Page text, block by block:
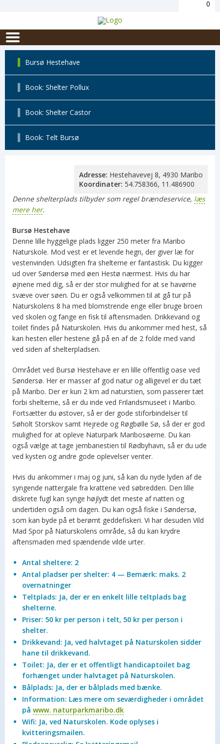
0
Bursø Hestehave
Book: Shelter Pollux
Book: Shelter Castor
Book: Telt Bursø
Adresse: Hestehavevej 8, 4930 Maribo
Koordinater: 54.758366, 11.486900
Denne shelterplads tilbyder som regel brændeservice, læs
mere her.
Bursø Hestehave
Denne lille hyggelige plads ligger 250 meter fra Maribo
Naturskole. Mod vest er et levende hegn, der giver læ for
vestenvinden. Udsigten fra shelterne er fantastisk. Du kigger
ud over Søndersø med øen Hestø nærmest. Hvis du har
øjnene med dig, så er der stor mulighed for at se havørne
svæve over søen. Du er også velkommen til at gå tur på
Naturskolens 8 ha med blomstrende enge eller bruge broen
ved skolen og fange en fisk til aftensmaden. Drikkevand og
toilet findes på Naturskolen. Hvis du ankommer med hest, så
kan hesten eller hestene gå på en af de 2 folde med vand
ved siden af shelterpladsen.
Området ved Bursø Hestehave er en lille offentlig oase ved
Søndersø. Her er masser af god natur og alligevel er du tæt
på Maribo. Der er kun 2 km ad naturstien, som passerer tæt
forbi shelterne, så er du inde ved Frilandsmuseet i Maribo.
Fortsætter du østover, så er der gode stiforbindelser til
Søholt Storskov samt Hejrede og Røgbølle Sø, så der er god
mulighed for at opleve Naturpark Maribosøerne. Du kan
også vælge at tage jernbanestien til Rødbyhavn, så er du ude
ved kysten og andre gode oplevelser venter.
Hvis du ankommer i maj og juni, så kan du nyde lyden af de
syngende nattergale fra krattene ved søbredden. Den lille
diskrete fugl kan synge højlydt det meste af natten og
undertiden også om dagen. Du kan også fiske i Søndersø,
som kan byde på et berømt geddefiskeri. Vi har desuden Vild
Mad Spor på Naturskolens område, så du kan krydre
aftensmaden med spændende vilde urter.
Antal sheltere: 2
Antal pladser per shelter: 4 — Bemærk: maks. 2
overnatninger
Teltplads: Ja, der er en enkelt lille teltplads bag
shelterne.
Priser: 50 kr per person i telt, 50 kr per person i
shelter.
Drikkevand: Ja, ved halvtaget på Naturskolen sidder
hane til drikkevand.
Toilet: Ja, der er et offentligt handicaptoilet bag
forhænget under halvtaget på Naturskolen.
Bålplads: Ja, der er bålplads med bænke.
Information: Læs mere om seværdigheder i området
på www. naturparkmaribo.dk
Wifi: Ja, ved Naturskolen. Kode oplyses i
kvitteringsmailen.